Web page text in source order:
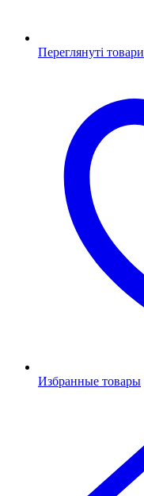
Переглянуті товари
Избранные товары